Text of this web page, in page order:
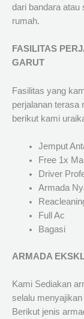
dari bandara atau
rumah.
FASILITAS
GARUT
Fasilitas yang
perjalanan terasa
berikut kami
Jemput
Free 1x
Driver
Armada
Full Ac
Bagasi
ARMADA
Kami Sediakan
selalu
Berikut jenis